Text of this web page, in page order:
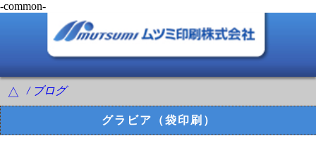
-common-
△ / ブログ
グラビア（袋印刷）